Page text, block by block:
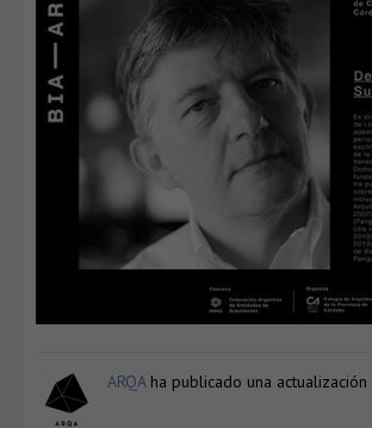
ARQAha publicado una actualización